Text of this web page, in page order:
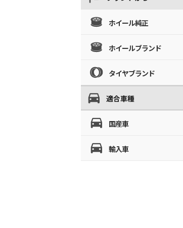
ホイール純正
ホイールブランド
タイヤブランド
適合車種
国産車
輸入車